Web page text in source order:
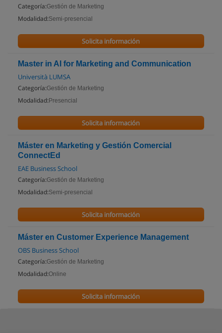
Categoría:Gestión de Marketing
Modalidad:Semi-presencial
Solicita información
Master in AI for Marketing and Communication
Università LUMSA
Categoría:Gestión de Marketing
Modalidad: Presencial
Solicita información
Máster en Marketing y Gestión Comercial
ConnectEd
EAE Business School
Categoría:Gestión de Marketing
Modalidad:Semi-presencial
Solicita información
Máster en Customer Experience Management
OBS Business School
Categoría:Gestión de Marketing
Modalidad:Online
Solicita información